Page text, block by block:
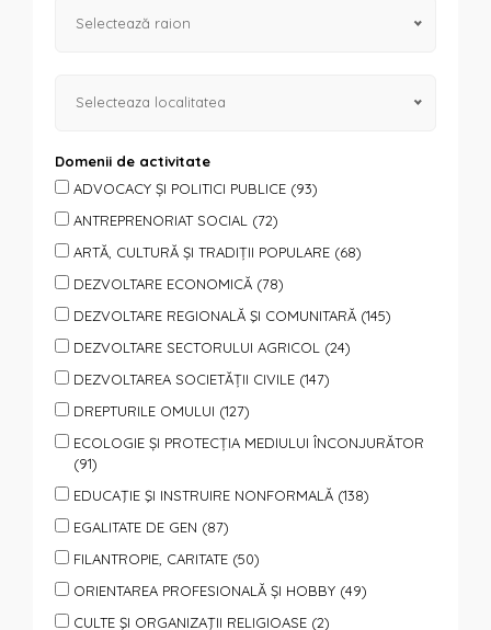
Selectează raion
Selecteaza localitatea
Domenii de activitate
ADVOCACY ȘI POLITICI PUBLICE (93)
ANTREPRENORIAT SOCIAL (72)
ARTĂ, CULTURĂ ȘI TRADIȚII POPULARE (68)
DEZVOLTARE ECONOMICĂ (78)
DEZVOLTARE REGIONALĂ ŞI COMUNITARĂ (145)
DEZVOLTARE SECTORULUI AGRICOL (24)
DEZVOLTAREA SOCIETĂȚII CIVILE (147)
DREPTURILE OMULUI (127)
ECOLOGIE ȘI PROTECȚIA MEDIULUI ÎNCONJURĂTOR
(91)
EDUCAŢIE ŞI INSTRUIRE NONFORMALĂ (138)
EGALITATE DE GEN (87)
FILANTROPIE, CARITATE (50)
ORIENTAREA PROFESIONALĂ ȘI HOBBY (49)
CULTE ŞI ORGANIZAŢII RELIGIOASE (2)